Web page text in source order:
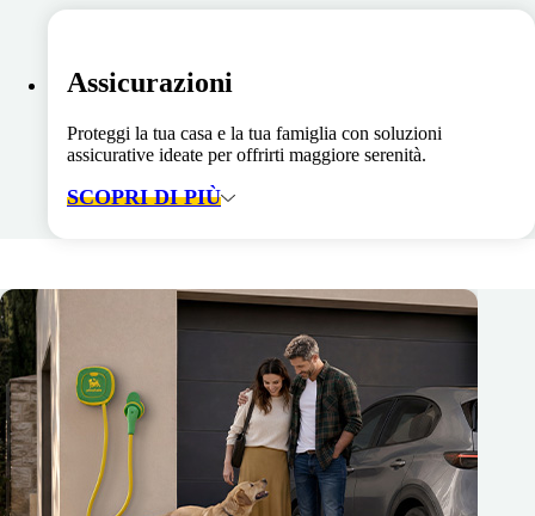
Assicurazioni
Proteggi la tua casa e la tua famiglia con soluzioni
assicurative ideate per offrirti maggiore serenità.
SCOPRI DI PIÙ